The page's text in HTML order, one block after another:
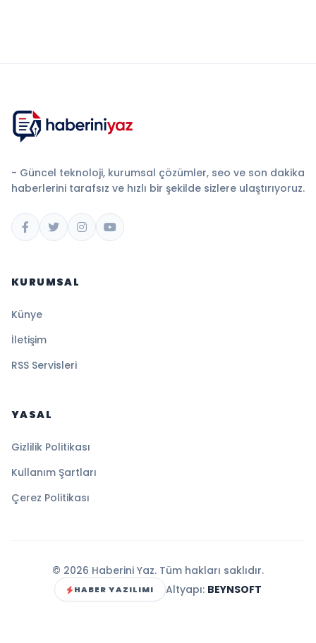
- Güncel teknoloji, kurumsal çözümler, seo ve son dakika
haberlerini tarafsız ve hızlı bir şekilde sizlere ulaştırıyoruz.
KURUMSAL
Künye
İletişim
RSS Servisleri
YASAL
Gizlilik Politikası
Kullanım Şartları
Çerez Politikası
© 2026 Haberini Yaz. Tüm hakları saklıdır.
HABER YAZILIMI Altyapı: BEYNSOFT